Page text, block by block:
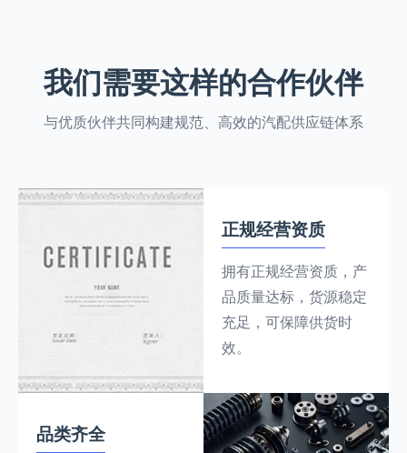
我们需要这样的合作伙伴
与优质伙伴共同构建规范、高效的汽配供应链体系
正规经营资质
拥有正规经营资质，产
品质量达标，货源稳定
充足，可保障供货时
效。
品类齐全